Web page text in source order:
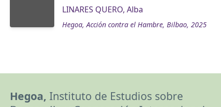
LINARES QUERO, Alba
Hegoa, Acción contra el Hambre, Bilbao, 2025
Hegoa, Instituto de Estudios sobre